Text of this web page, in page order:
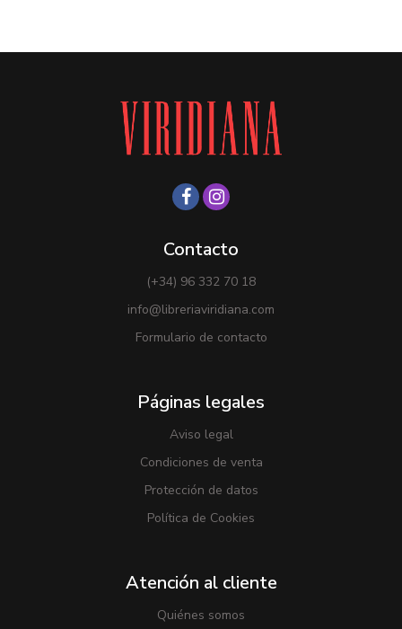
Contacto
(+34) 96 332 70 18
info@libreriaviridiana.com
Formulario de contacto
Páginas legales
Aviso legal
Condiciones de venta
Protección de datos
Política de Cookies
Atención al cliente
Quiénes somos